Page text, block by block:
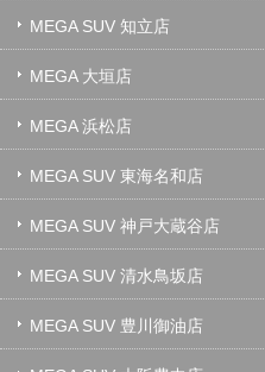
MEGA SUV 知立店
MEGA 大垣店
MEGA 浜松店
MEGA SUV 東海名和店
MEGA SUV 神戸大蔵谷店
MEGA SUV 清水鳥坂店
MEGA SUV 豊川御油店